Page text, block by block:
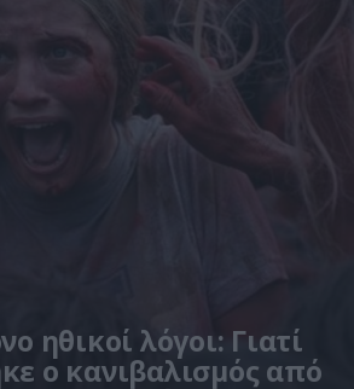
ηθικοί λόγοι: Γιατί
ο κανιβαλισμός από